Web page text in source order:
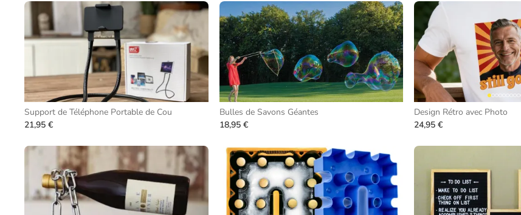
Support de Téléphone Portable de Cou
21,95 €
Bulles de Savons Géantes
18,95 €
Design Rétro avec Photo
24,95 €